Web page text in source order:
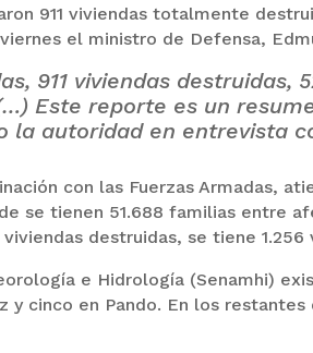
911 viviendas totalmente
el ministro de Defensa,
911 viviendas destruidas,
Este reporte es un
la autoridad en entrevista
con las Fuerzas Armadas,
se tienen 51.688 familias entre
destruidas, se tiene
e Hidrología (Senamhi)
y cinco en Pando. En los